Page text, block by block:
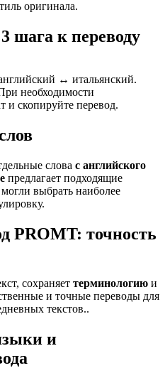
оригинала.
шага к переводу
↔ итальянский.
необходимости
и скопируйте перевод.
слова с английского
предлагает подходящие
выбрать наиболее
PROMT: точность
сохраняет терминологию и
и точные переводы для
текстов..
и